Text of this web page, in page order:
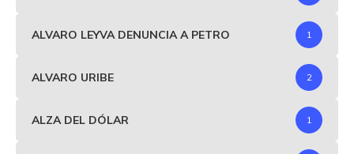
ALVARO LEYVA DENUNCIA A PETRO 1
ALVARO URIBE 2
ALZA DEL DÓLAR 1